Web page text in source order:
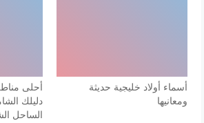
أسماء أولاد خليجية حديثة
ومعانيها
أحلى
دليلك
الساحل